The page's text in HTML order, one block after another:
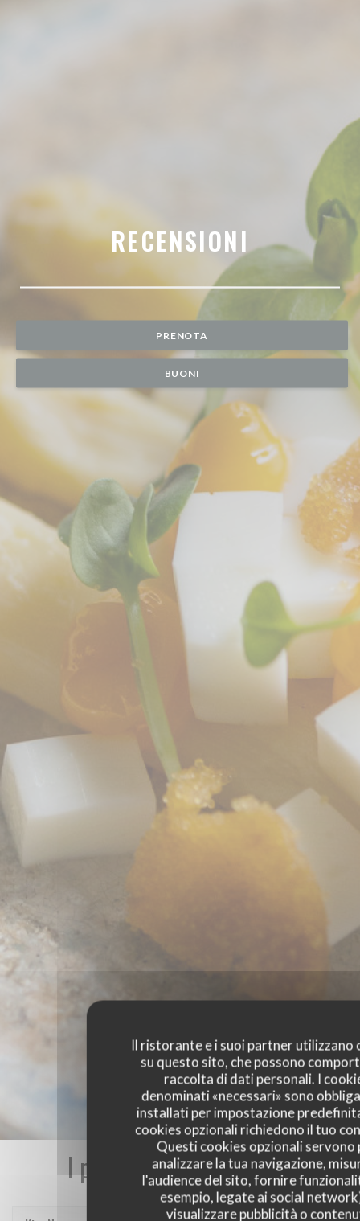
Il ristorante e i suoi partner utilizzano
su questo sito, che possono
raccolta di dati personali. I
denominati «necessari» sono
installati per impostazione
cookies opzionali richiedono il tuo
Questi cookies opzionali servono
analizzare la tua navigazione,
l'audience del sito, fornire
esempio, legate ai social
visualizzare pubblicità o
RECENSIONI
PRENOTA
BUONI
I pareri dei nostri clienti